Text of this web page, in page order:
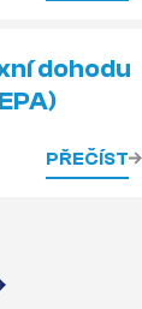
dohodu
PŘEČÍST